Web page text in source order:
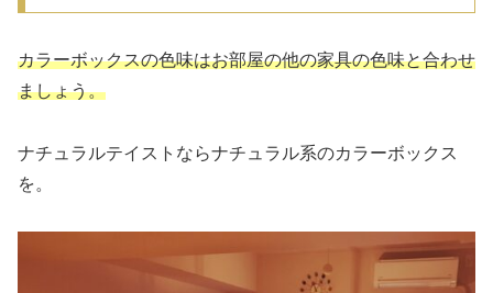
カラーボックスの色味はお部屋の他の家具の色味と合わせ
ましょう。
ナチュラルテイストならナチュラル系のカラーボックス
を。